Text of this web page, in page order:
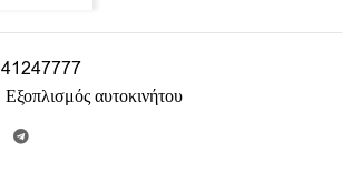
41247777
Εξοπλισμός αυτοκινήτου